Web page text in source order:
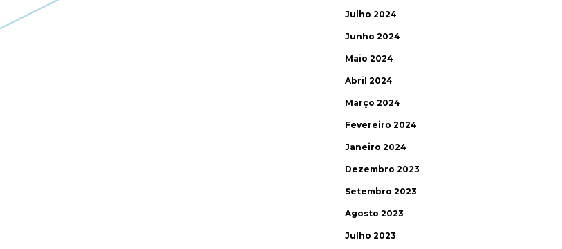
Julho 2024
Junho 2024
Maio 2024
Abril 2024
Março 2024
Fevereiro 2024
Janeiro 2024
Dezembro 2023
Setembro 2023
Agosto 2023
Julho 2023